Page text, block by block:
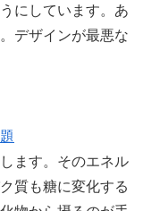
にしています。あ
デザインが最悪な
ます。そのエネル
質も糖に変化する